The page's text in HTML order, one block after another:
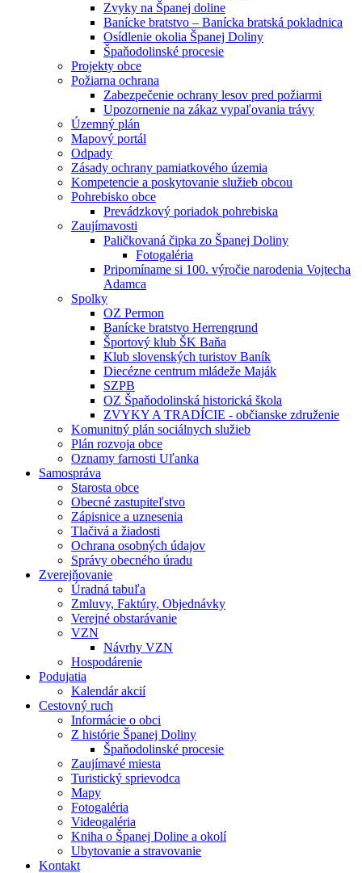
Zvyky na Španej doline
Banícke bratstvo – Banícka bratská pokladnica
Osídlenie okolia Španej Doliny
Špaňodolinské procesie
Projekty obce
Požiarna ochrana
Zabezpečenie ochrany lesov pred požiarmi
Upozornenie na zákaz vypaľovania trávy
Územný plán
Mapový portál
Odpady
Zásady ochrany pamiatkového územia
Kompetencie a poskytovanie služieb obcou
Pohrebisko obce
Prevádzkový poriadok pohrebiska
Zaujímavosti
Paličkovaná čipka zo Španej Doliny
Fotogaléria
Pripomíname si 100. výročie narodenia Vojtecha
Adamca
Spolky
OZ Permon
Banícke bratstvo Herrengrund
Športový klub ŠK Baňa
Klub slovenských turistov Baník
Diecézne centrum mládeže Maják
SZPB
OZ Špaňodolinská historická škola
ZVYKY A TRADÍCIE - občianske združenie
Komunitný plán sociálnych služieb
Plán rozvoja obce
Oznamy farnosti Uľanka
Samospráva
Starosta obce
Obecné zastupiteľstvo
Zápisnice a uznesenia
Tlačivá a žiadosti
Ochrana osobných údajov
Správy obecného úradu
Zverejňovanie
Úradná tabuľa
Zmluvy, Faktúry, Objednávky
Verejné obstarávanie
VZN
Návrhy VZN
Hospodárenie
Podujatia
Kalendár akcií
Cestovný ruch
Informácie o obci
Z histórie Španej Doliny
Špaňodolinské procesie
Zaujímavé miesta
Turistický sprievodca
Mapy
Fotogaléria
Videogaléria
Kniha o Španej Doline a okolí
Ubytovanie a stravovanie
Kontakt